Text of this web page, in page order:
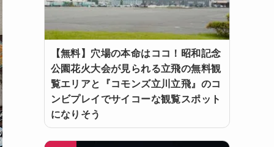
【無料】穴場の本命はココ！昭和記念
公園花火大会が見られる立飛の無料観
覧エリアと『コモンズ立川立飛』のコ
ンビプレイでサイコーな観覧スポット
になりそう